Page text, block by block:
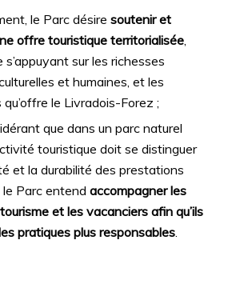
le Parc désire soutenir et
offre touristique territorialisée,
s’appuyant sur les richesses
et humaines, et les
le Livradois-Forez ;
que dans un parc naturel
touristique doit se distinguer
et la durabilité des prestations
Parc entend accompagner les
et les vacanciers afin qu’ils
pratiques plus responsables.